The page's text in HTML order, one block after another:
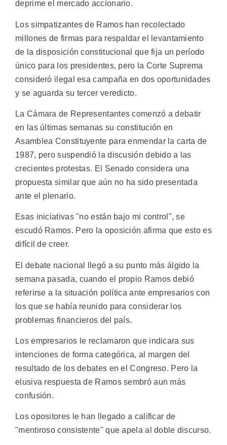
deprime el mercado accionario.
Los simpatizantes de Ramos han recolectado
millones de firmas para respaldar el levantamiento
de la disposición constitucional que fija un período
único para los presidentes, pero la Corte Suprema
consideró ilegal esa campaña en dos oportunidades
y se aguarda su tercer veredicto.
La Cámara de Representantes comenzó a debatir
en las últimas semanas su constitución en
Asamblea Constituyente para enmendar la carta de
1987, pero suspendió la discusión debido a las
crecientes protestas. El Senado considera una
propuesta similar que aún no ha sido presentada
ante el plenario.
Esas iniciativas "no están bajo mi control", se
escudó Ramos. Pero la oposición afirma que esto es
difícil de creer.
El debate nacional llegó a su punto más álgido la
semana pasada, cuando el propio Ramos debió
referirse a la situación política ante empresarios con
los que se había reunido para considerar los
problemas financieros del país.
Los empresarios le reclamaron que indicara sus
intenciones de forma categórica, al margen del
resultado de los debates en el Congreso. Pero la
elusiva respuesta de Ramos sembró aun más
confusión.
Los opositores le han llegado a calificar de
"mentiroso consistente" que apela al doble discurso.